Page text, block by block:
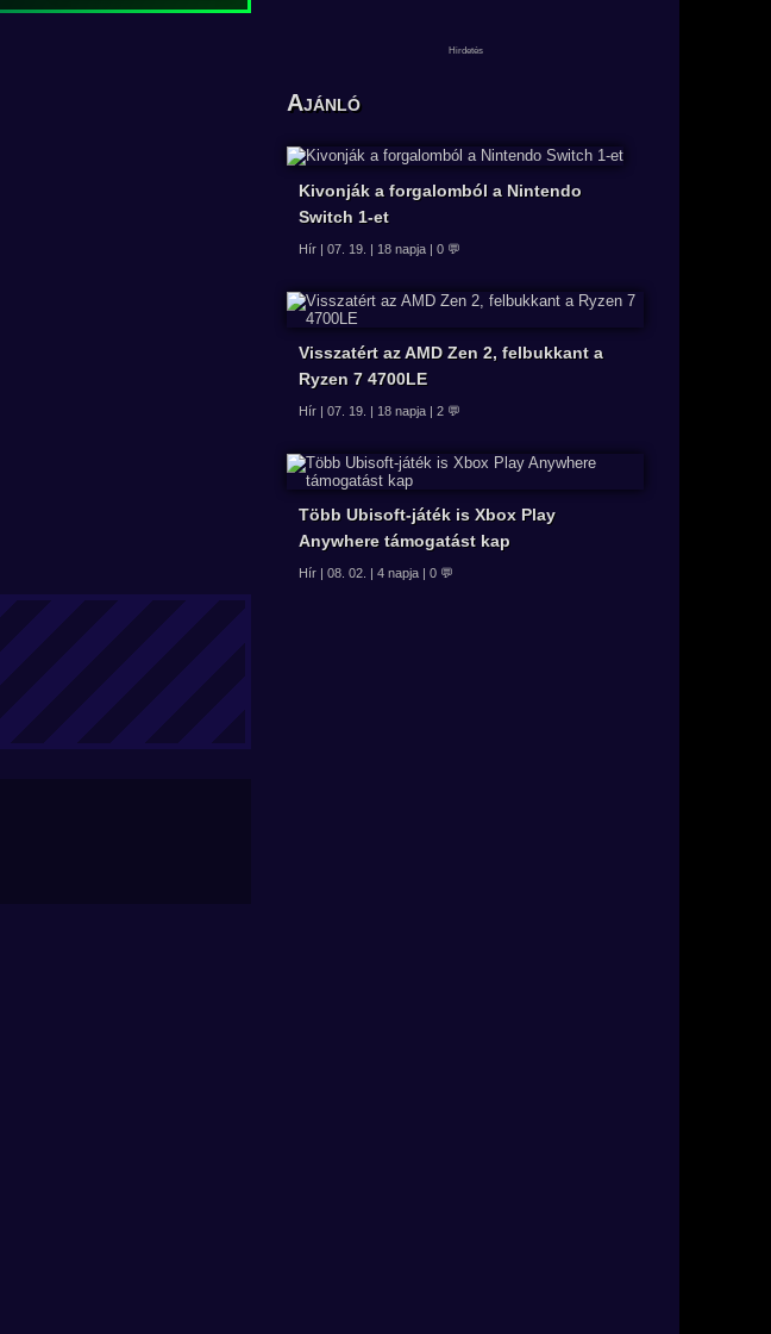
Ajánló
Kivonják a forgalomból a Nintendo
Switch 1-et
Hír | 07. 19. | 18 napja | 0 💬
Visszatért az AMD Zen 2, felbukkant a
Ryzen 7 4700LE
Hír | 07. 19. | 18 napja | 2 💬
Több Ubisoft-játék is Xbox Play
Anywhere támogatást kap
Hír | 08. 02. | 4 napja | 0 💬